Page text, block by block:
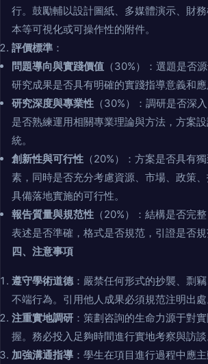
行。鼓勵輔以設計圖紙、多媒體演示、財
本等可視化或可操作性的附件。
評價標準 ：
問題導向與實踐價值 （30%）：選題是否
研究成果是否具有明確的實踐指導意義和應
研究深度與專業性 （30%）：調研是否深
是否熟練運用相關專業理論與方法，方案
統。
創新性與可行性 （20%）：方案是否具有
素，同時是否充分考慮資源、市場、政策、
具備落地實施的可行性。
報告質量與規范性 （20%）：結構是否完
表述是否準確，格式是否規范，引證是否規
四、注意事項
遵守學術道德：嚴禁任何形式的抄襲、剽
不端行為。引用他人成果必須規范注明出處
注重實地調研 ：策劃咨詢的生命力源于對
握。務必投入足夠時間進行實地考察與訪談
加強溝通指導 ：學生在項目進行過程中應